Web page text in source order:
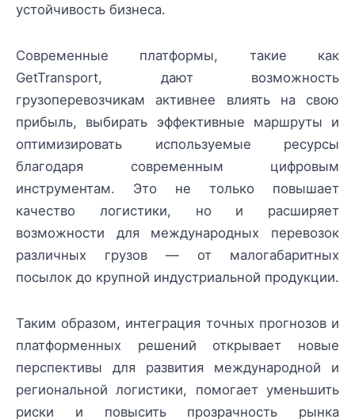
устойчивость бизнеса.
Современные платформы, такие как
GetTransport, дают возможность
грузоперевозчикам активнее влиять на свою
прибыль, выбирать эффективные маршруты и
оптимизировать используемые ресурсы
благодаря современным цифровым
инструментам. Это не только повышает
качество логистики, но и расширяет
возможности для международных перевозок
различных грузов — от малогабаритных
посылок до крупной индустриальной продукции.
Таким образом, интеграция точных прогнозов и
платформенных решений открывает новые
перспективы для развития международной и
региональной логистики, помогает уменьшить
риски и повысить прозрачность рынка